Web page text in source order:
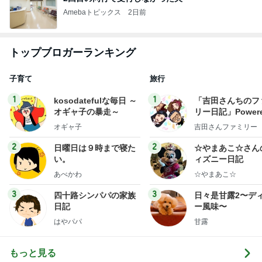
Amebaトピックス 2日前
トップブロガーランキング
子育て
1
kosodatefulな毎日 ～
オギャ子の暴走～
オギャ子
2
日曜日は９時まで寝た
い。
あべかわ
3
四十路シンパパの家族
日記
はやパパ
旅行
1
「吉田さんちの
リー日記」
y Ameba 吉田さ
ログ
吉田さんファミリー
2
☆やまあこ☆さん
ィズニー日記
☆やまあこ☆
3
日々是甘露2〜デ
ー風味〜
甘露
もっと見る